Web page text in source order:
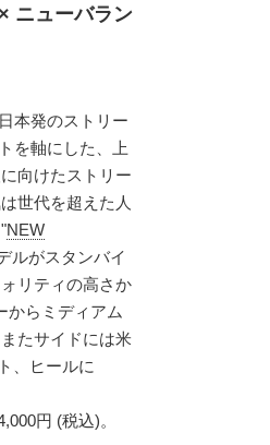
ニューバラン
本発のストリー
を軸にした、上
向けたストリー
世代を超えた人
NEW
ルがスタンバイ
リティの高さか
からミディアム
たサイドには米
、ヒールに
円 (税込)。